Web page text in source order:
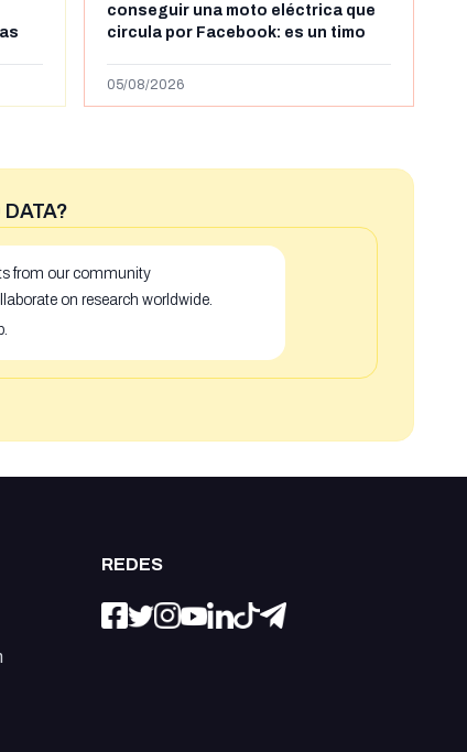
la
conseguir una moto eléctrica que
circula por Facebook: es un timo
05/08/2026
from our community
on research worldwide.
REDES